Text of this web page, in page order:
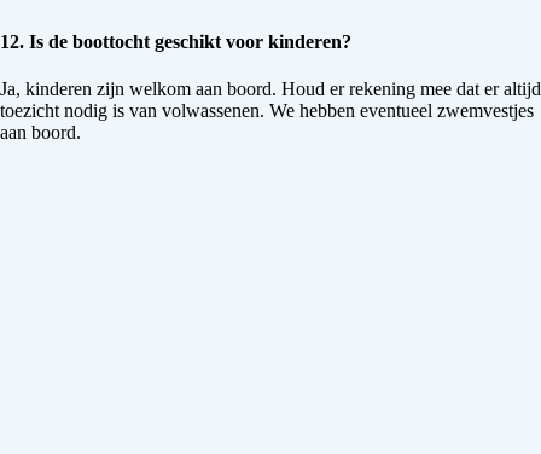
12. Is de boottocht geschikt voor kinderen?
Ja, kinderen zijn welkom aan boord. Houd er rekening mee dat er altijd
toezicht nodig is van volwassenen. We hebben eventueel zwemvestjes
aan boord.